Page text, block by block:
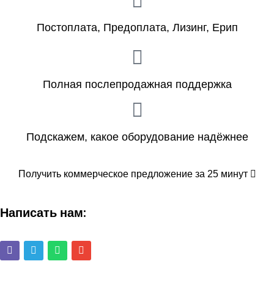
Постоплата, Предоплата, Лизинг, Ерип
Полная послепродажная поддержка
Подскажем, какое оборудование надёжнее
Получить коммерческое предложение за 25 минут
Написать нам: